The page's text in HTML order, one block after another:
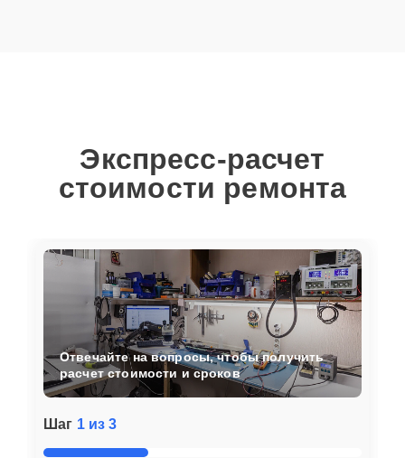
Экспресс-расчет
стоимости ремонта
Шаг 1 из 3
Отвечайте на вопросы, чтобы получить
расчет стоимости и сроков